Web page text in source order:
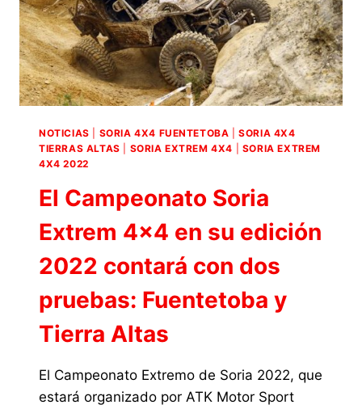
NOTICIAS SORIA 4X4 FUENTETOBA |SORIA 4X4
TIERRAS ALTAS
SORIA EXTREM 4X4
SORIA EXTREM
4X4 2022
El Campeonato Soria
Extrem 4×4 en su edición
2022 contará con dos
pruebas: Fuentetoba y
Tierra Altas
El Campeonato Extremo de Soria 2022, que
estará organizado por ATK Motor Sport